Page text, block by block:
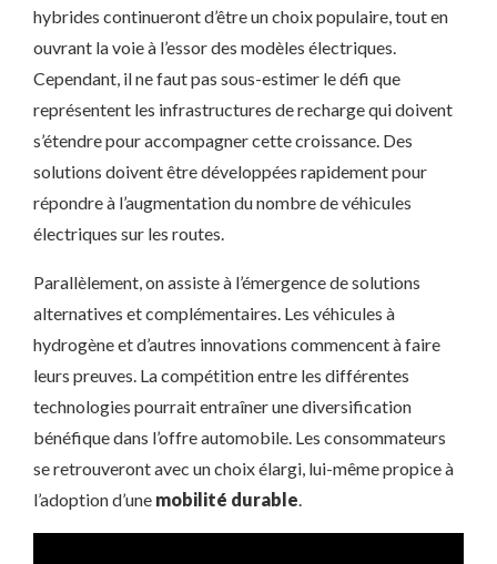
hybrides continueront d’être un choix populaire, tout en
ouvrant la voie à l’essor des modèles électriques.
Cependant, il ne faut pas sous-estimer le défi que
représentent les infrastructures de recharge qui doivent
s’étendre pour accompagner cette croissance. Des
solutions doivent être développées rapidement pour
répondre à l’augmentation du nombre de véhicules
électriques sur les routes.
Parallèlement, on assiste à l’émergence de solutions
alternatives et complémentaires. Les véhicules à
hydrogène et d’autres innovations commencent à faire
leurs preuves. La compétition entre les différentes
technologies pourrait entraîner une diversification
bénéfique dans l’offre automobile. Les consommateurs
se retrouveront avec un choix élargi, lui-même propice à
l’adoption d’une mobilité durable.